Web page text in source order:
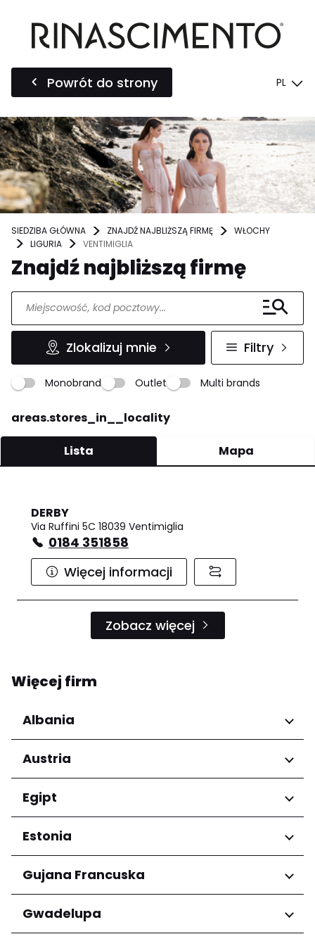
Powrót do strony PL
SIEDZIBA GŁÓWNA ZNAJDŹ NAJBLIŻSZĄ FIRMĘ
WŁOCHY
LIGURIA
VENTIMIGLIA
Znajdź najbliższą firmę
Zlokalizuj mnie Filtry
Monobrand Outlet Multi brands
areas.stores_in__locality
Lista Mapa
DERBY
Via Ruffini 5C 18039 Ventimiglia
0184 351858
Więcej informacji
Zobacz więcej
Więcej firm
Albania
Regiony
Qarku i Tiranës
Austria
Regiony
Niederösterreich
Salzburg
Wien
Egipt
Regiony
Kair
Estonia
Regiony
Harju maakond
Tartu maakond
Gujana Francuska
Regiony
Arrondissement de Cayenne
Gwadelupa